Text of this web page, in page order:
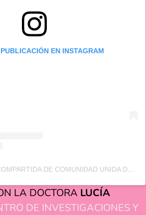
EN INSTAGRAM
UNA PUBLICACIÓN COMPARTIDA DE COMUNIDAD UNIDA DE LA FO (@C.U.F.O)
LA DOCTORA LUCÍA
DE INVESTIGACIONES Y